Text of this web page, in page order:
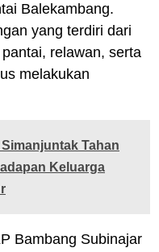
Balekambang.
yang terdiri dari
relawan, serta
melakukan
Tahan
Keluarga
Bambang Subinajar